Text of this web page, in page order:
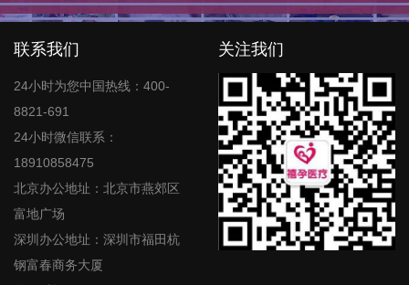
联系我们
24小时为您中国热线：400-
8821-691
24小时微信联系：
18910858475
北京办公地址：北京市燕郊区
富地广场
深圳办公地址：深圳市福田杭
钢富春商务大厦
关注我们